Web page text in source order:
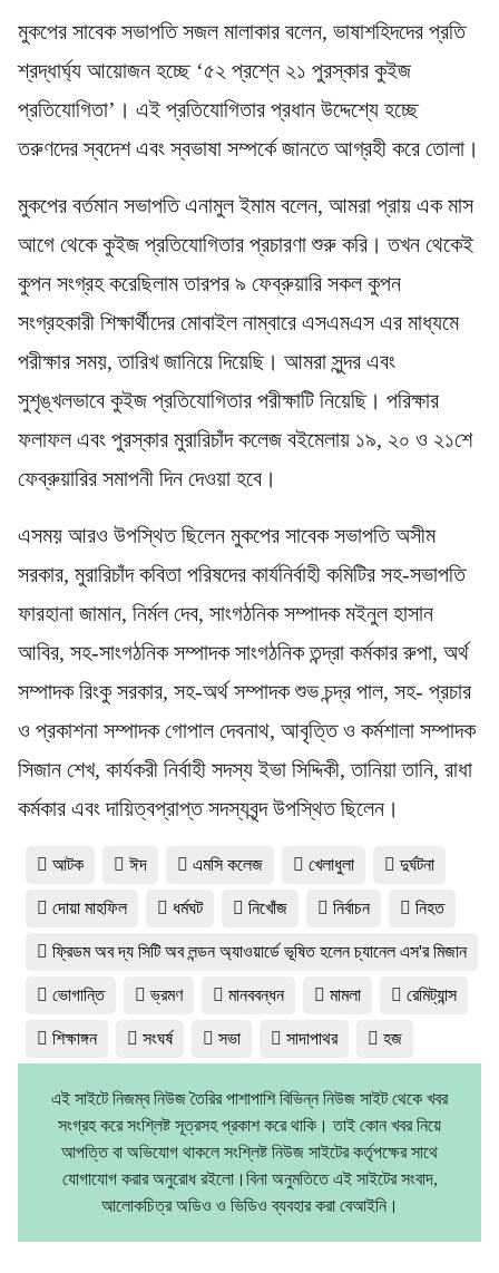
মুকপের সাবেক সভাপতি সজল মালাকার বলেন, ভাষাশহিদদের প্রতি
শ্রদ্ধার্ঘ্য আয়োজন হচ্ছে ‘৫২ প্রশ্নে ২১ পুরস্কার কুইজ
প্রতিযোগিতা’। এই প্রতিযোগিতার প্রধান উদ্দেশ্যে হচ্ছে
তরুণদের স্বদেশ এবং স্বভাষা সম্পর্কে জানতে আগ্রহী করে তোলা।
মুকপের বর্তমান সভাপতি এনামুল ইমাম বলেন, আমরা প্রায় এক মাস
আগে থেকে কুইজ প্রতিযোগিতার প্রচারণা শুরু করি। তখন থেকেই
কুপন সংগ্রহ করেছিলাম তারপর ৯ ফেব্রুয়ারি সকল কুপন
সংগ্রহকারী শিক্ষার্থীদের মোবাইল নাম্বারে এসএমএস এর মাধ্যমে
পরীক্ষার সময়, তারিখ জানিয়ে দিয়েছি। আমরা সুন্দর এবং
সুশৃঙ্খলভাবে কুইজ প্রতিযোগিতার পরীক্ষাটি নিয়েছি। পরিক্ষার
ফলাফল এবং পুরস্কার মুরারিচাঁদ কলেজ বইমেলায় ১৯, ২০ ও ২১শে
ফেব্রুয়ারির সমাপনী দিন দেওয়া হবে।
এসময় আরও উপস্থিত ছিলেন মুকপের সাবেক সভাপতি অসীম
সরকার, মুরারিচাঁদ কবিতা পরিষদের কার্যনির্বাহী কমিটির সহ-সভাপতি
ফারহানা জামান, নির্মল দেব, সাংগঠনিক সম্পাদক মইনুল হাসান
আবির, সহ-সাংগঠনিক সম্পাদক সাংগঠনিক তন্দ্রা কর্মকার রুপা, অর্থ
সম্পাদক রিংকু সরকার, সহ-অর্থ সম্পাদক শুভ চন্দ্র পাল, সহ- প্রচার
ও প্রকাশনা সম্পাদক গোপাল দেবনাথ, আবৃত্তি ও কর্মশালা সম্পাদক
সিজান শেখ, কার্যকরী নির্বাহী সদস্য ইভা সিদ্দিকী, তানিয়া তানি, রাধা
কর্মকার এবং দায়িত্বপ্রাপ্ত সদস্যবৃন্দ উপস্থিত ছিলেন।
আটক ঈদ এমসি কলেজ খেলাধুলা দুর্ঘটনা
দোয়া মাহফিল ধর্মঘট নিখোঁজ নির্বাচন নিহত
ফ্রিডম অব দ্য সিটি অব লন্ডন অ্যাওয়ার্ডে ভূষিত হলেন চ্যানেল এস'র মিজান
ভোগান্তি ভ্রমণ মানববন্ধন মামলা রেমিট্যান্স
শিক্ষাঙ্গন সংঘর্ষ সভা সাদাপাথর হজ
এই সাইটে নিজম্ব নিউজ তৈরির পাশাপাশি বিভিন্ন নিউজ সাইট থেকে খবর
সংগ্রহ করে সংশ্লিষ্ট সূত্রসহ প্রকাশ করে থাকি। তাই কোন খবর নিয়ে
আপত্তি বা অভিযোগ থাকলে সংশ্লিষ্ট নিউজ সাইটের কর্তৃপক্ষের সাথে
যোগাযোগ করার অনুরোধ রইলো।বিনা অনুমতিতে এই সাইটের সংবাদ,
আলোকচিত্র অডিও ও ভিডিও ব্যবহার করা বেআইনি।